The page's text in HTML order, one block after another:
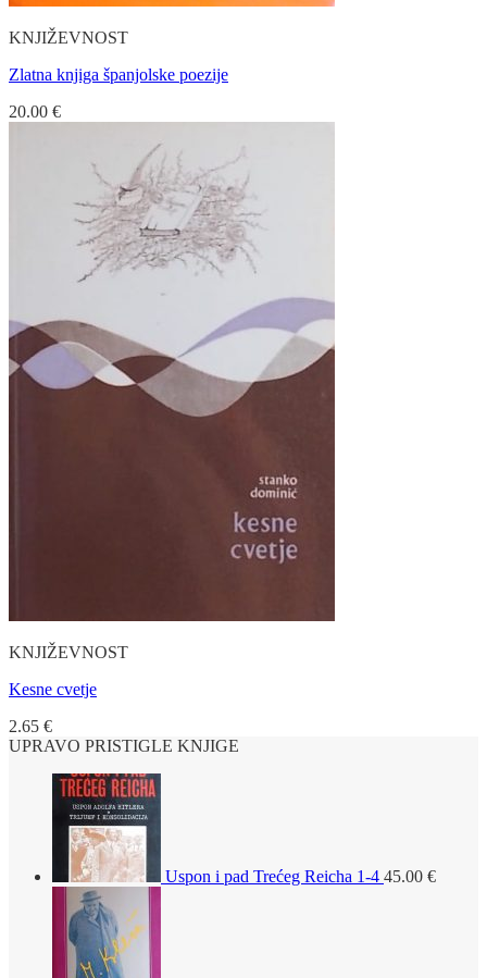
KNJIŽEVNOST
Zlatna knjiga španjolske poezije
20.00 €
KNJIŽEVNOST
Kesne cvetje
2.65 €
UPRAVO PRISTIGLE KNJIGE
Uspon i pad Trećeg Reicha 1-4 45.00 €